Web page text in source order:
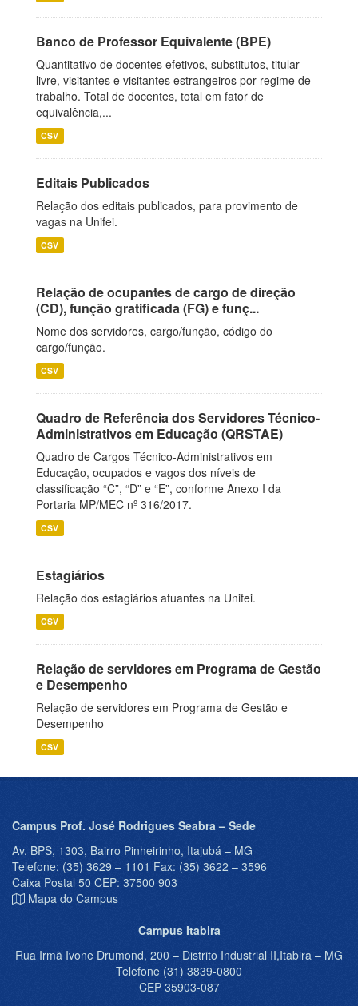
Banco de Professor Equivalente (BPE)
Quantitativo de docentes efetivos, substitutos, titular-
livre, visitantes e visitantes estrangeiros por regime de
trabalho. Total de docentes, total em fator de
equivalência,...
CSV
Editais Publicados
Relação dos editais publicados, para provimento de
vagas na Unifei.
CSV
Relação de ocupantes de cargo de direção
(CD), função gratificada (FG) e funç...
Nome dos servidores, cargo/função, código do
cargo/função.
CSV
Quadro de Referência dos Servidores Técnico-
Administrativos em Educação (QRSTAE)
Quadro de Cargos Técnico-Administrativos em
Educação, ocupados e vagos dos níveis de
classificação “C”, “D” e “E”, conforme Anexo I da
Portaria MP/MEC nº 316/2017.
CSV
Estagiários
Relação dos estagiários atuantes na Unifei.
CSV
Relação de servidores em Programa de Gestão
e Desempenho
Relação de servidores em Programa de Gestão e
Desempenho
CSV
Campus Prof. José Rodrigues Seabra – Sede
Av. BPS, 1303, Bairro Pinheirinho, Itajubá – MG
Telefone: (35) 3629 – 1101 Fax: (35) 3622 – 3596
Caixa Postal 50 CEP: 37500 903
Mapa do Campus
Campus Itabira
Rua Irmã Ivone Drumond, 200 – Distrito Industrial II,Itabira – MG
Telefone (31) 3839-0800
CEP 35903-087